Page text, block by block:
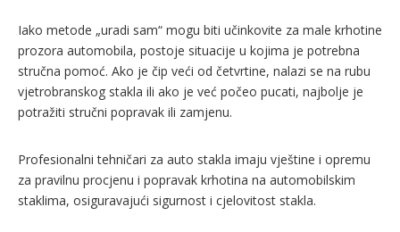
Iako metode „uradi sam“ mogu biti učinkovite za male krhotine
prozora automobila, postoje situacije u kojima je potrebna
stručna pomoć. Ako je čip veći od četvrtine, nalazi se na rubu
vjetrobranskog stakla ili ako je već počeo pucati, najbolje je
potražiti stručni popravak ili zamjenu.
Profesionalni tehničari za auto stakla imaju vještine i opremu
za pravilnu procjenu i popravak krhotina na automobilskim
staklima, osiguravajući sigurnost i cjelovitost stakla.